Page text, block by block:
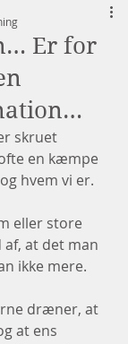
Er for
skruet
en kæmpe
hvem vi er.
eller store
at det man
ikke mere.
dræner, at
at ens